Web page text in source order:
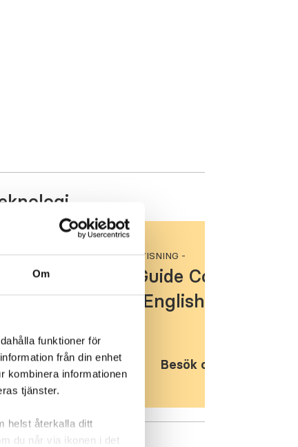
Om
funktioner för
från din enhet
kombinera informationen
tjänster.
helst återkalla ditt
du når via ikonen i det
BRUKSANVISNING -
User Guide Control-IQ
sw7.6 English
Besök och ladda ner